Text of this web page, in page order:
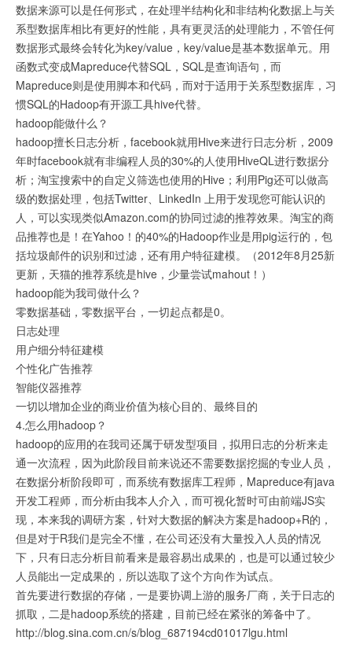
数据来源可以是任何形式，在处理半结构化和非结构化数据上与关
系型数据库相比有更好的性能，具有更灵活的处理能力，不管任何
数据形式最终会转化为key/value，key/value是基本数据单元。用
函数式变成Mapreduce代替SQL，SQL是查询语句，而
Mapreduce则是使用脚本和代码，而对于适用于关系型数据库，习
惯SQL的Hadoop有开源工具hive代替。
hadoop能做什么？
hadoop擅长日志分析，facebook就用Hive来进行日志分析，2009
年时facebook就有非编程人员的30%的人使用HiveQL进行数据分
析；淘宝搜索中的自定义筛选也使用的Hive；利用Pig还可以做高
级的数据处理，包括Twitter、LinkedIn 上用于发现您可能认识的
人，可以实现类似Amazon.com的协同过滤的推荐效果。淘宝的商
品推荐也是！在Yahoo！的40%的Hadoop作业是用pig运行的，包
括垃圾邮件的识别和过滤，还有用户特征建模。（2012年8月25新
更新，天猫的推荐系统是hive，少量尝试mahout！）
hadoop能为我司做什么？
零数据基础，零数据平台，一切起点都是0。
日志处理
用户细分特征建模
个性化广告推荐
智能仪器推荐
一切以增加企业的商业价值为核心目的、最终目的
4.怎么用hadoop？
hadoop的应用的在我司还属于研发型项目，拟用日志的分析来走
通一次流程，因为此阶段目前来说还不需要数据挖掘的专业人员，
在数据分析阶段即可，而系统有数据库工程师，Mapreduce有java
开发工程师，而分析由我本人介入，而可视化暂时可由前端JS实
现，本来我的调研方案，针对大数据的解决方案是hadoop+R的，
但是对于R我们是完全不懂，在公司还没有大量投入人员的情况
下，只有日志分析目前看来是最容易出成果的，也是可以通过较少
人员能出一定成果的，所以选取了这个方向作为试点。
首先要进行数据的存储，一是要协调上游的服务厂商，关于日志的
抓取，二是hadoop系统的搭建，目前已经在紧张的筹备中了。
http://blog.sina.com.cn/s/blog_687194cd01017lgu.html